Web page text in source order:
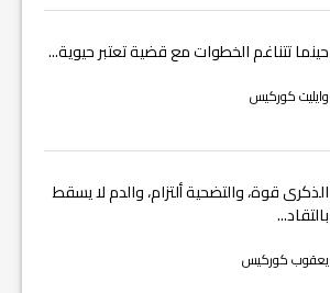
حينما تتناغم الخطوات مع قضية تعتبر حيوية...
وايليت كوركيس
الذكرى قوة، والتضحية ألتزام، والدم لا يسقط
بالتقاد...
يعقوب كوركيس